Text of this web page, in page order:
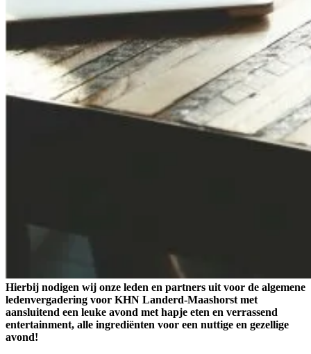
Hierbij nodigen wij onze leden en partners uit voor de algemene
ledenvergadering voor KHN Landerd-Maashorst met
aansluitend een leuke avond met hapje eten en verrassend
entertainment, alle ingrediënten voor een nuttige en gezellige
avond!